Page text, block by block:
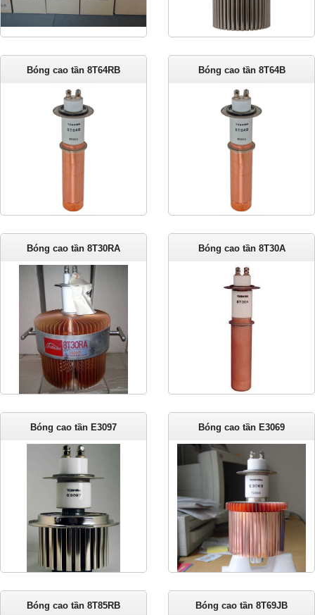
Bóng cao tần 8T64RB Bóng cao tần 8T64B
Bóng cao tần 8T30RA Bóng cao tần 8T30A
Bóng cao tần E3097 Bóng cao tần E3069
Bóng cao tần 8T85RB Bóng cao tần 8T69JB